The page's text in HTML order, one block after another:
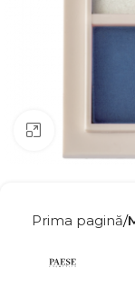
Click to
Prima pagină